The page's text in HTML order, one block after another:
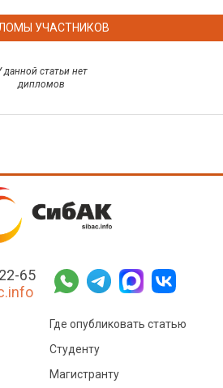
УЧАСТНИКОВ
данной статьи нет
дипломов
65
Где опубликовать статью
Студенту
Магистранту